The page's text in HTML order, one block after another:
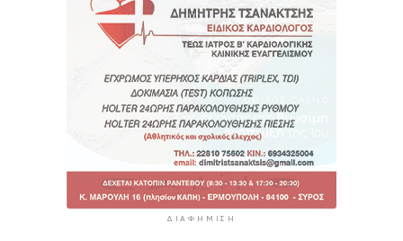
ΔΙΑΦΉΜΙΣΗ